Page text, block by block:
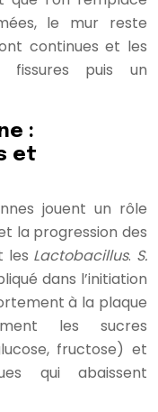
le mur reste
continues et les
fissures puis un
:
et
jouent un rôle
la progression des
les Lactobacillus. S.
dans l’initiation
à la plaque
les sucres
fructose) et
qui abaissent